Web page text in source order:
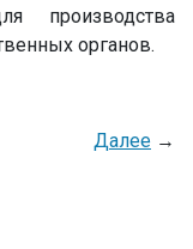
производства
органов.
Далее →